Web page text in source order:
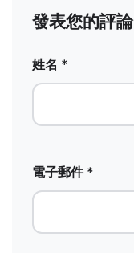
發表您的評論
姓名 *
電子郵件 *